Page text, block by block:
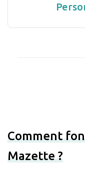
Comment
Mazette ?